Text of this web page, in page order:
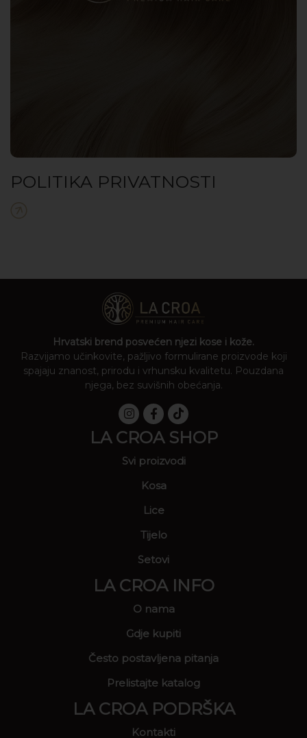
POLITIKA PRIVATNOSTI
Hrvatski brend posvećen njezi kose i kože.
Razvijamo učinkovite, pažljivo formulirane proizvode koji
spajaju znanost, prirodu i vrhunsku kvalitetu. Pouzdana
njega, bez suvišnih obećanja.
LA CROA SHOP
Svi proizvodi
Kosa
Lice
Tijelo
Setovi
LA CROA INFO
O nama
Gdje kupiti
Često postavljena pitanja
Prelistajte katalog
LA CROA PODRŠKA
Kontakti